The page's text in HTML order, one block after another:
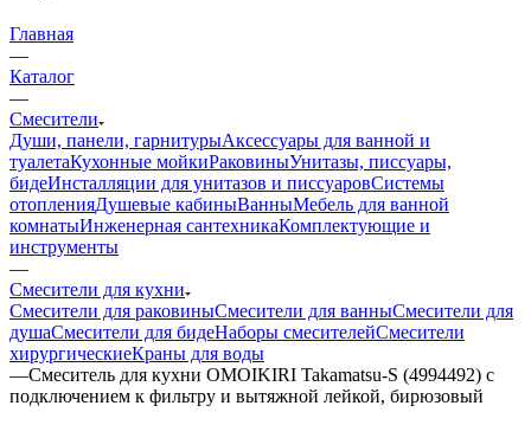
Главная
—
Каталог
—
Смесители
Души, панели, гарнитурыАксессуары для ванной и
туалетаКухонные мойкиРаковиныУнитазы, писсуары,
бидеИнсталляции для унитазов и писсуаровСистемы
отопленияДушевые кабиныВанныМебель для ванной
комнатыИнженерная сантехникаКомплектующие и
инструменты
—
Смесители для кухни
Смесители для раковиныСмесители для ванныСмесители для
душаСмесители для бидеНаборы смесителейСмесители
хирургическиеКраны для воды
—Смеситель для кухни OMOIKIRI Takamatsu-S (4994492) с
подключением к фильтру и вытяжной лейкой, бирюзовый